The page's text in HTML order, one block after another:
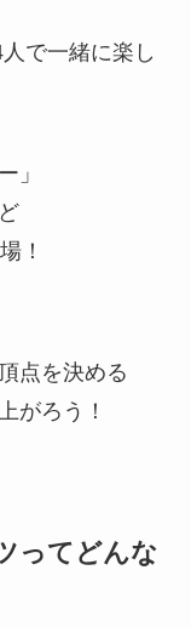
で一緒に楽し
」
！
点を決める
がろう！
ってどんな